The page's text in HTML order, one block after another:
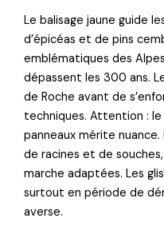
Le balisage jaune guide
d’épicéas et de pins
emblématiques des
dépassent les 300 ans.
de Roche avant de
techniques. Attention :
panneaux mérite
de racines et de
marche adaptées. Les
surtout en période de
averse.